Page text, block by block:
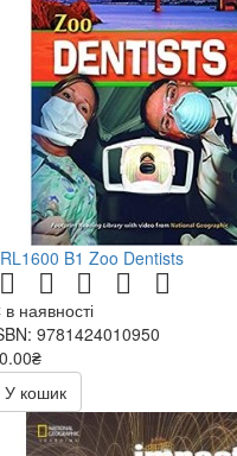
B1 Zoo Dentists
наявності
9781424010950
У кошик